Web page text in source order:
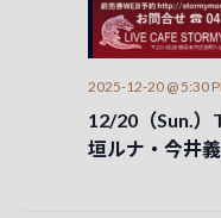
12/20（Sun.）
垣ルナ・今井
2025-12-20 @ 5:30